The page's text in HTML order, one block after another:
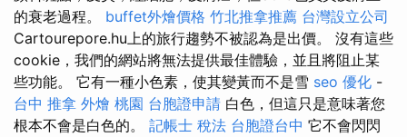
的衰老過程。 buffet外燴價格 竹北推拿推薦 台灣設立公司
Cartourepore.hu上的旅行趨勢不被認為是出價。 沒有這些
cookie，我們的網站將無法提供最佳體驗，並且將阻止某
些功能。 它有一種小色素，使其變黃而不是雪 seo 優化 -
台中 推拿 外燴 桃園 台胞證申請 白色，但這只是意味著您
根本不會是白色的。 記帳士 稅法 台胞證台中 它不會閃閃